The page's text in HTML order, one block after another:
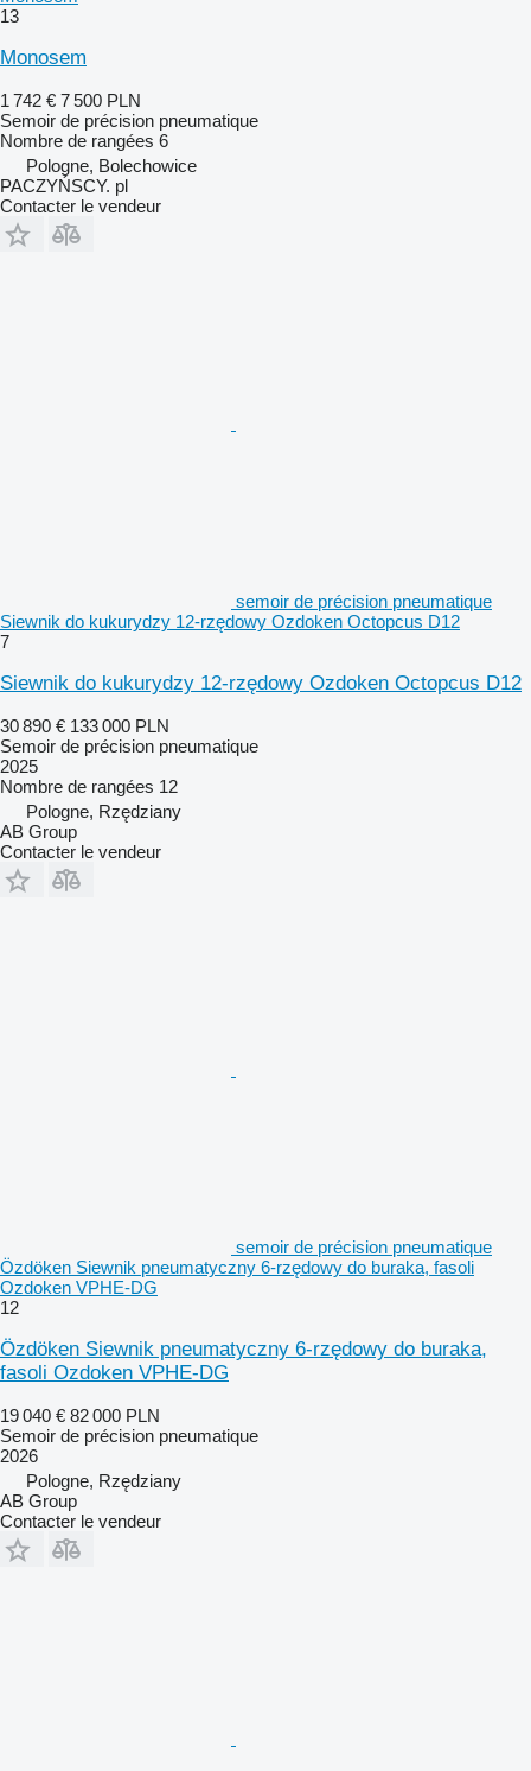
13
Monosem
1 742 € 7 500 PLN
Semoir de précision pneumatique
Nombre de rangées 6
Pologne, Bolechowice
PACZYŃSCY. pl
Contacter le vendeur
semoir de précision pneumatique
Siewnik do kukurydzy 12-rzędowy Ozdoken Octopcus D12
7
Siewnik do kukurydzy 12-rzędowy Ozdoken Octopcus D12
30 890 € 133 000 PLN
Semoir de précision pneumatique
2025
Nombre de rangées 12
Pologne, Rzędziany
AB Group
Contacter le vendeur
semoir de précision pneumatique
Özdöken Siewnik pneumatyczny 6-rzędowy do buraka, fasoli
Ozdoken VPHE-DG
12
Özdöken Siewnik pneumatyczny 6-rzędowy do buraka,
fasoli Ozdoken VPHE-DG
19 040 € 82 000 PLN
Semoir de précision pneumatique
2026
Pologne, Rzędziany
AB Group
Contacter le vendeur